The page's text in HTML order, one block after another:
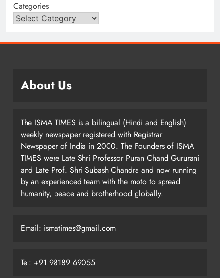
Categories
About Us
The ISMA TIMES is a bilingual (Hindi and English)
weekly newspaper registered with Registrar
Newspaper of India in 2000. The Founders of ISMA
TIMES were Late Shri Professor Puran Chand Gururani
and Late Prof. Shri Subash Chandra and now running
by an experienced team with the moto to spread
humanity, peace and brotherhood globally.
Email: ismatimes@gmail.com
Tel: +91 98189 69055